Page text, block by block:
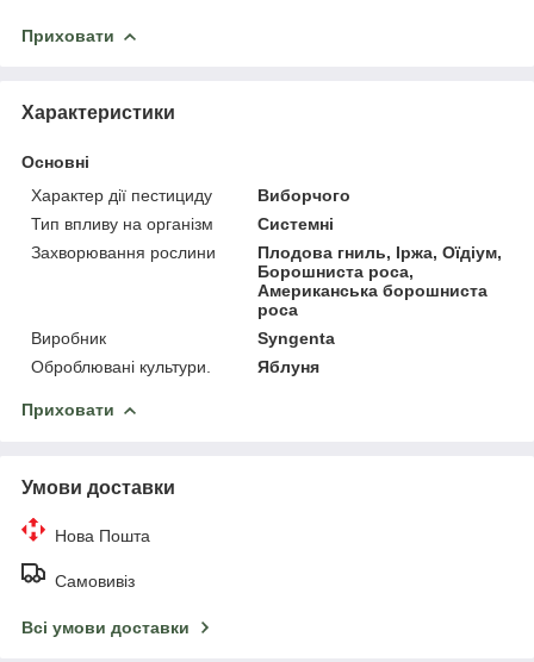
Приховати
Характеристики
Основні
Характер дії пестициду
Виборчого
Тип впливу на організм
Системні
Захворювання рослини
Плодова гниль, Іржа, Оїдіум,
Борошниста роса,
Американська борошниста
роса
Виробник
Syngenta
Оброблювані культури.
Яблуня
Приховати
Умови доставки
Нова Пошта
Самовивіз
Всі умови доставки